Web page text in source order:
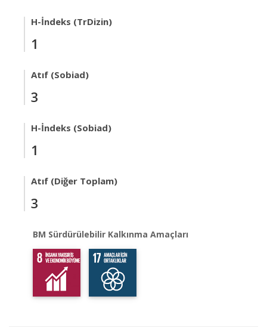
H-İndeks (TrDizin)
1
Atıf (Sobiad)
3
H-İndeks (Sobiad)
1
Atıf (Diğer Toplam)
3
BM Sürdürülebilir Kalkınma Amaçları